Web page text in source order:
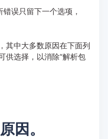
误只留下一个选项，
其中大多数原因在下面列
供选择，以消除“解析包
因。